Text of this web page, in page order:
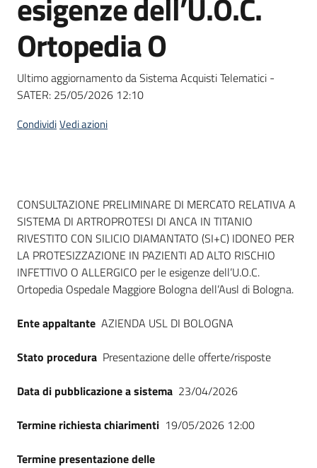
esigenze dell’U.O.C.
Ortopedia O
Ultimo aggiornamento da Sistema Acquisti Telematici -
SATER: 25/05/2026 12:10
CondividiVedi azioni
Dati del bando
CONSULTAZIONE PRELIMINARE DI MERCATO RELATIVA A
SISTEMA DI ARTROPROTESI DI ANCA IN TITANIO
RIVESTITO CON SILICIO DIAMANTATO (SI+C) IDONEO PER
LA PROTESIZZAZIONE IN PAZIENTI AD ALTO RISCHIO
INFETTIVO O ALLERGICO per le esigenze dell’U.O.C.
Ortopedia Ospedale Maggiore Bologna dell’Ausl di Bologna.
Ente appaltante AZIENDA USL DI BOLOGNA
Stato procedura Presentazione delle offerte/risposte
Data di pubblicazione a sistema 23/04/2026
Termine richiesta chiarimenti 19/05/2026 12:00
Termine presentazione delle